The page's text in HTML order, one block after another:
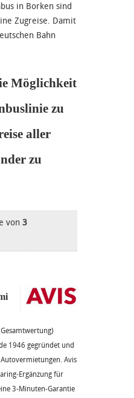
in Borken sind
Zugreise. Damit
Bahn
Möglichkeit
zu
aller
zu
von 3
1946 gegründet und
Avis
Ergänzung für
3-Minuten-Garantie